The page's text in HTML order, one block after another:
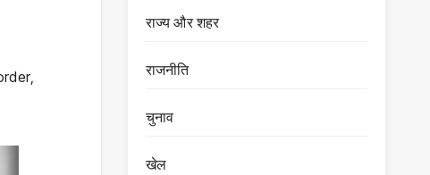
,
राज्य और शहर
राजनीति
चुनाव
खेल